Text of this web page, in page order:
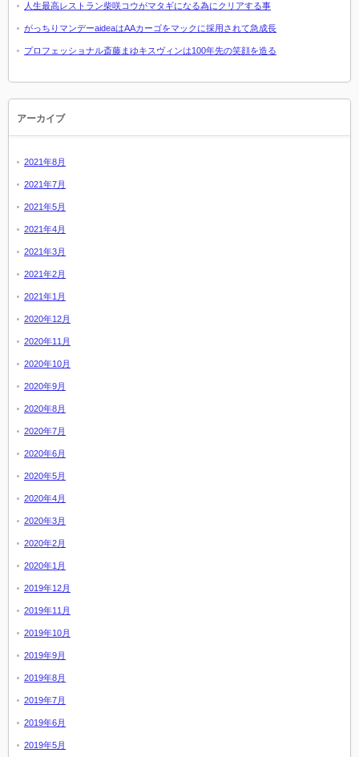
人生最高レストラン柴咲コウがマタギになる為にクリアする事
がっちりマンデーaideaはAAカーゴをマックに採用されて急成長
プロフェッショナル斎藤まゆキスヴィンは100年先の笑顔を造る
アーカイブ
2021年8月
2021年7月
2021年5月
2021年4月
2021年3月
2021年2月
2021年1月
2020年12月
2020年11月
2020年10月
2020年9月
2020年8月
2020年7月
2020年6月
2020年5月
2020年4月
2020年3月
2020年2月
2020年1月
2019年12月
2019年11月
2019年10月
2019年9月
2019年8月
2019年7月
2019年6月
2019年5月